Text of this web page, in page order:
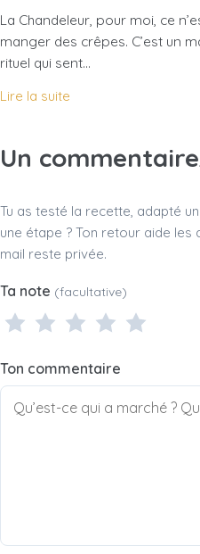
La Chandeleur, pour moi, ce
manger des crêpes. C’est un
rituel qui sent…
Lire la suite
Un
Tu as testé la recette, adapté
une étape ? Ton retour aide
mail reste privée.
Ta note (facultative)
Ton commentaire